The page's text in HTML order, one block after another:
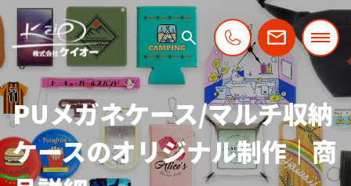
PUメガネケース/マルチ収納
ケースのオリジナル制作｜商